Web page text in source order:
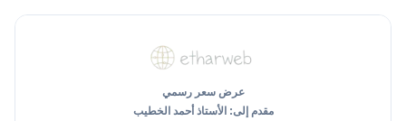
عرض سعر رسمي
مقدم إلى: الأستاذ أحمد الخطيب